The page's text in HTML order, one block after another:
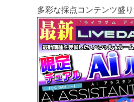
多彩な採点コンテンツ盛